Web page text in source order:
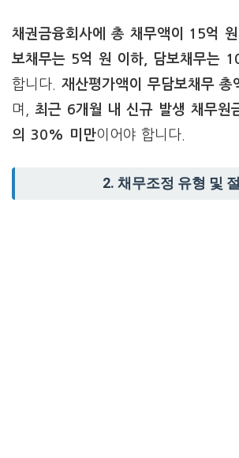
채권금융회사에 총 채무액이 15억
보채무는 5억 원 이하, 담보채무는
합니다. 재산평가액이 무담보채무 총
며, 최근 6개월 내 신규 발생 채무원
의 30% 미만이어야 합니다.
2. 채무조정 유형 및